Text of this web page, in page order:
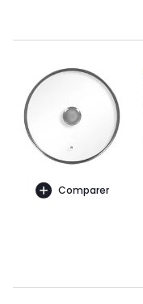
Comparer